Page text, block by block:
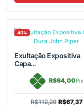
40%
Exultação Expositiva
Capa...
R$64,00Pix
R$112,29 R$67,37